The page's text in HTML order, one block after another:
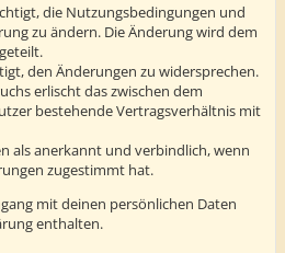
die Nutzungsbedingungen und
zu ändern. Die Änderung wird dem
den Änderungen zu widersprechen.
erlischt das zwischen dem
bestehende Vertragsverhältnis mit
als anerkannt und verbindlich, wenn
zugestimmt hat.
mit deinen persönlichen Daten
enthalten.